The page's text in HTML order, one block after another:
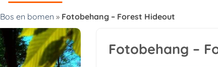
Bos en bomen » Fotobehang – Forest Hideout
Toevoegen
Fotobehang –